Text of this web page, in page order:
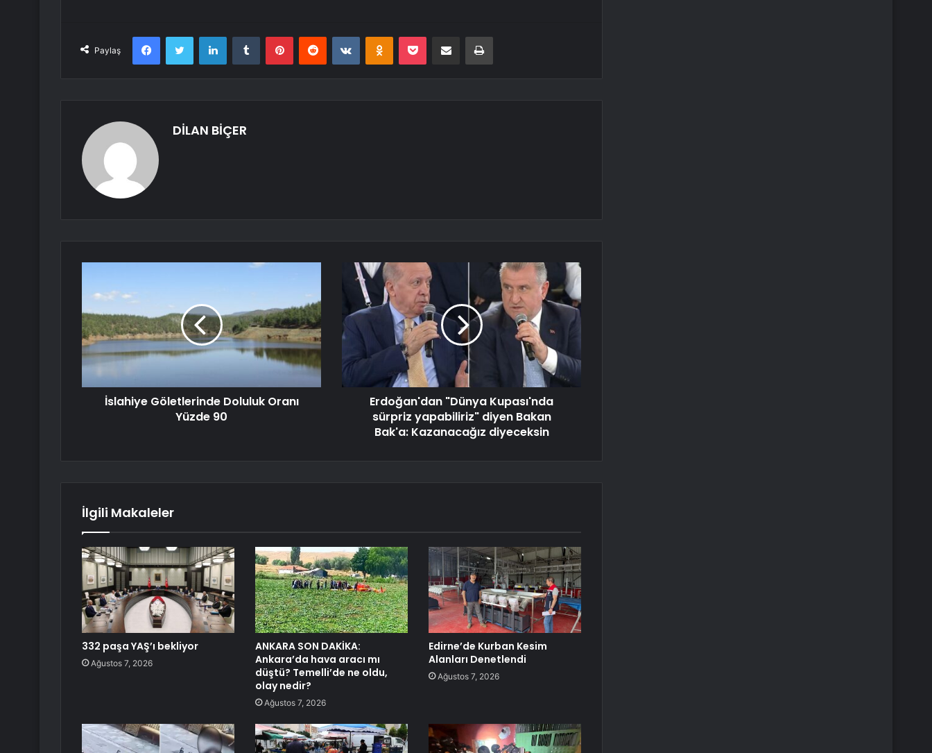
Paylaş
FacebookTwitter LinkedInTumblr PinterestReddit VKontakteOdnoklassniki
Pocket E-Posta ile paylaş Yazdır
DİLAN BİÇER
İslahiye Göletlerinde Doluluk Oranı
Yüzde 90
Erdoğan'dan "Dünya Kupası'nda
sürpriz yapabiliriz" diyen Bakan
Bak'a: Kazanacağız diyeceksin
İlgili Makaleler
332 paşa YAŞ’ı bekliyor
Ağustos 7, 2026
ANKARA SON DAKİKA:
Ankara’da hava aracı mı
düştü? Temelli’de ne oldu,
olay nedir?
Ağustos 7, 2026
Edirne’de Kurban Kesim
Alanları Denetlendi
Ağustos 7, 2026